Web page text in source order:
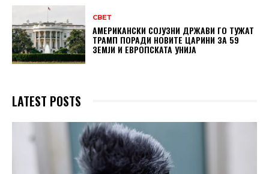
СВЕТ
АМЕРИКАНСКИ СОЈУЗНИ ДРЖАВИ ГО ТУЖАТ
ТРАМП ПОРАДИ НОВИТЕ ЦАРИНИ ЗА 59
ЗЕМЈИ И ЕВРОПСКАТА УНИЈА
LATEST POSTS